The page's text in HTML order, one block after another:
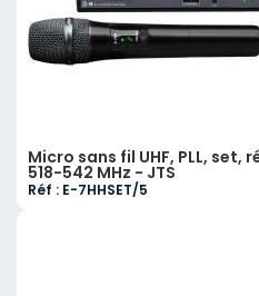
Micro sans fil UHF, PLL, set,
518-542 MHz - JTS
Réf : E-7HHSET/5